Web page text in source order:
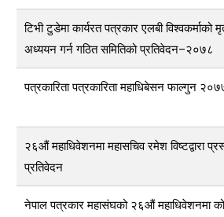
टिभी टुडेमा कार्यरत पत्रकार एलबी विश्वकर्माको
अध्ययन गर्न गठित समितिको प्रतिवेदन–२०७८
पत्रकारिता पत्रकारिता महाधिबेसन फाल्गुन
२६औं महाधिवेशनमा महासचिव रमेश विष्टद्वारा
प्रतिवेदन
नेपाल पत्रकार महासंघको २६औं महाधिवेशनमा